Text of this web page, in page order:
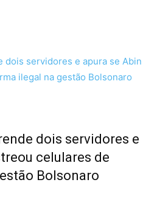
dois servidores e
celulares de
Bolsonaro